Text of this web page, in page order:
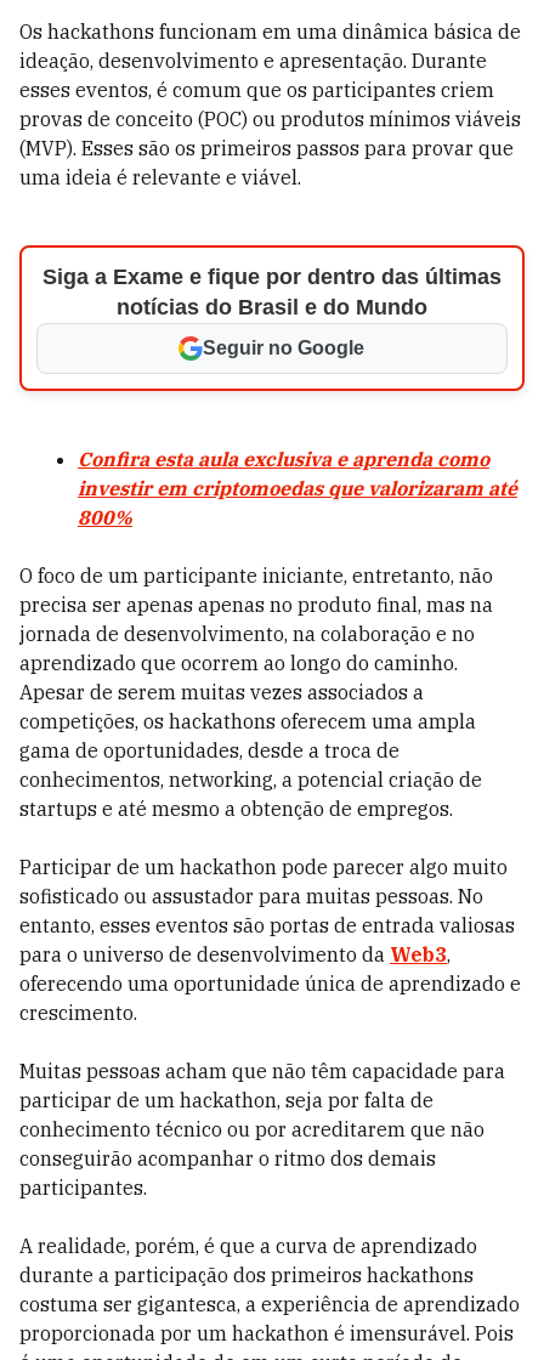
Os hackathons funcionam em uma dinâmica básica de
ideação, desenvolvimento e apresentação. Durante
esses eventos, é comum que os participantes criem
provas de conceito (POC) ou produtos mínimos viáveis
(MVP). Esses são os primeiros passos para provar que
uma ideia é relevante e viável.
Siga a Exame e fique por dentro das últimas
notícias do Brasil e do Mundo
Seguir no Google
Confira esta aula exclusiva e aprenda como
investir em criptomoedas que valorizaram até
800%
O foco de um participante iniciante, entretanto, não
precisa ser apenas apenas no produto final, mas na
jornada de desenvolvimento, na colaboração e no
aprendizado que ocorrem ao longo do caminho.
Apesar de serem muitas vezes associados a
competições, os hackathons oferecem uma ampla
gama de oportunidades, desde a troca de
conhecimentos, networking, a potencial criação de
startups e até mesmo a obtenção de empregos.
Participar de um hackathon pode parecer algo muito
sofisticado ou assustador para muitas pessoas. No
entanto, esses eventos são portas de entrada valiosas
para o universo de desenvolvimento da Web3,
oferecendo uma oportunidade única de aprendizado e
crescimento.
Muitas pessoas acham que não têm capacidade para
participar de um hackathon, seja por falta de
conhecimento técnico ou por acreditarem que não
conseguirão acompanhar o ritmo dos demais
participantes.
A realidade, porém, é que a curva de aprendizado
durante a participação dos primeiros hackathons
costuma ser gigantesca, a experiência de aprendizado
proporcionada por um hackathon é imensurável. Pois